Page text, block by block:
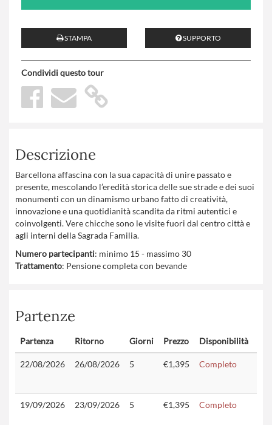
STAMPA SUPPORTO
Condividi questo tour
Descrizione
Barcellona affascina con la sua capacità di unire passato e
presente, mescolando l’eredità storica delle sue strade e dei suoi
monumenti con un dinamismo urbano fatto di creatività,
innovazione e una quotidianità scandita da ritmi autentici e
coinvolgenti. Vere chicche sono le visite fuori dal centro città e
agli interni della Sagrada Familia.
Numero partecipanti: minimo 15 - massimo 30
Trattamento: Pensione completa con bevande
Partenze
Partenza Ritorno Giorni Prezzo Disponibilità
22/08/2026 26/08/2026 5 €1,395 Completo
19/09/2026 23/09/2026 5 €1,395 Completo